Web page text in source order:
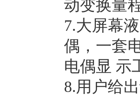
动变换量程
7.大屏幕液
偶，一
电偶显 示工
8.用户给